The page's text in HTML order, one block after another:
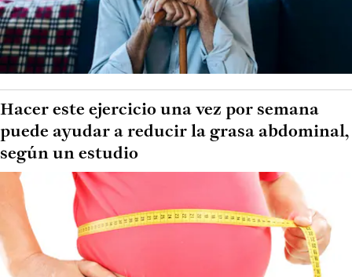
Hacer este ejercicio una vez por semana
puede ayudar a reducir la grasa abdominal,
según un estudio